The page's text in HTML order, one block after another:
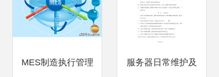
MES制造执行管理 服务器日常维护及